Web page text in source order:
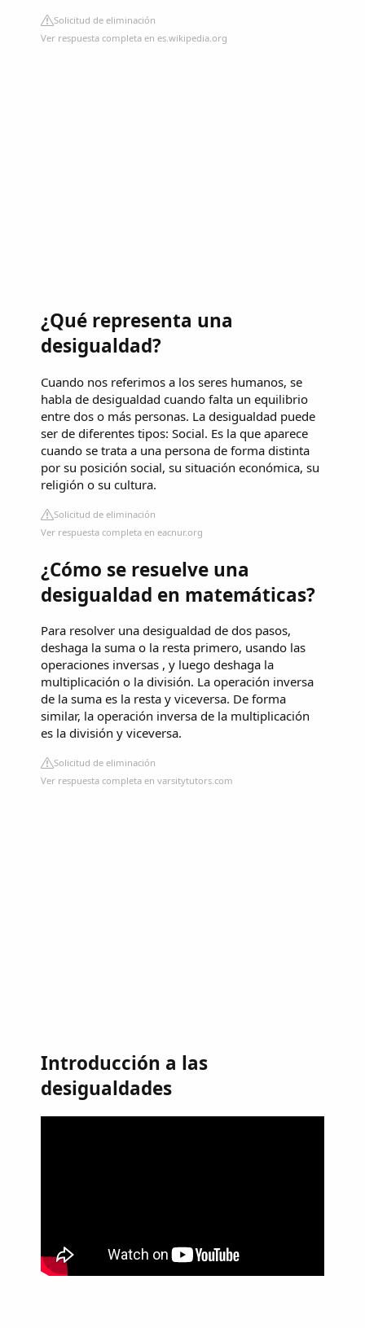
Solicitud de eliminación
Ver respuesta completa en es.wikipedia.org
¿Qué representa una
desigualdad?
Cuando nos referimos a los seres humanos, se
habla de desigualdad cuando falta un equilibrio
entre dos o más personas. La desigualdad puede
ser de diferentes tipos: Social. Es la que aparece
cuando se trata a una persona de forma distinta
por su posición social, su situación económica, su
religión o su cultura.
Solicitud de eliminación
Ver respuesta completa en eacnur.org
¿Cómo se resuelve una
desigualdad en matemáticas?
Para resolver una desigualdad de dos pasos,
deshaga la suma o la resta primero, usando las
operaciones inversas , y luego deshaga la
multiplicación o la división. La operación inversa
de la suma es la resta y viceversa. De forma
similar, la operación inversa de la multiplicación
es la división y viceversa.
Solicitud de eliminación
Ver respuesta completa en varsitytutors.com
Introducción a las
desigualdades